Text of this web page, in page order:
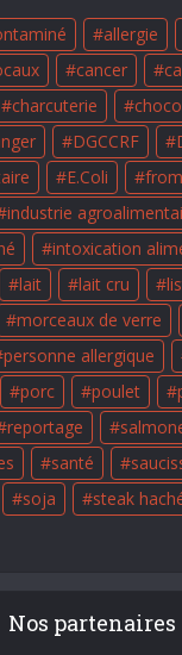
allergie
cancer
charcuterie
DGCCRF
E.Coli
industrie
intoxication
lait lait cru
morceaux de verre
personne allergique
porc poulet
reportage
santé
soja steak
Nos partenaires